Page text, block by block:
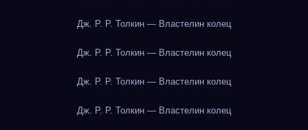
Дж. Р. Р. Толкин — Властелин колец
Дж. Р. Р. Толкин — Властелин колец
Дж. Р. Р. Толкин — Властелин колец
Дж. Р. Р. Толкин — Властелин колец